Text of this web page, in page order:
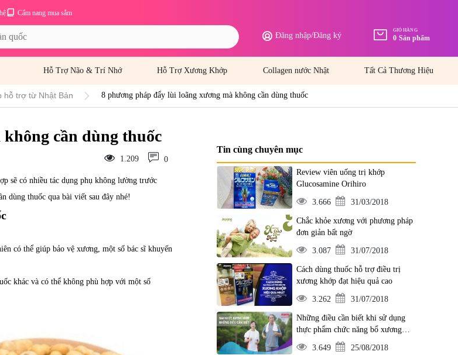
Cẩm nang mua sắm
Đăng nhập/Đăng ký
GIỎ HÀNG
0 Sản phẩm
Hỗ Trợ Não & Trí Nhớ Hỗ Trợ Xương Khớp Collagen nước Nhật Tất Cả Thương Hiệu
hỗ trợ từ Nhật Bản 8 phương pháp đẩy lùi loãng xương mà không cần dùng thuốc
cần dùng thuốc
1.209 0
sẽ có nhiều tác dụng phụ không lường trước
dùng thuốc qua bài viết sau đây nhé!
có thể giúp bảo vệ xương, một số bác sĩ khuyến
khác và có thể không phù hợp với một số
Tin cùng chuyên mục
Review viên uống trị khớp
Glucosamine Orihiro
3.666 31/03/2018
Chắc khỏe xương với phương pháp
đơn giản bất ngờ
3.087 31/07/2018
Cách dùng thuốc hỗ trợ điều trị
xương khớp đạt hiệu quả cao
3.262 31/07/2018
Những điều cần biết khi sử dụng
thực phẩm chức năng bổ xương
khớp
3.649 25/08/2018